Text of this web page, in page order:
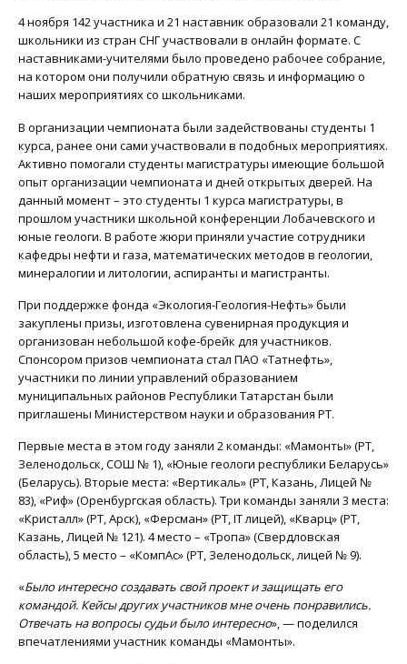
4 ноября 142 участника и 21 наставник образовали 21 команду,
школьники из стран СНГ участвовали в онлайн формате. С
наставниками-учителями было проведено рабочее собрание,
на котором они получили обратную связь и информацию о
наших мероприятиях со школьниками.
В организации чемпионата были задействованы студенты 1
курса, ранее они сами участвовали в подобных мероприятиях.
Активно помогали студенты магистратуры имеющие большой
опыт организации чемпионата и дней открытых дверей. На
данный момент – это студенты 1 курса магистратуры, в
прошлом участники школьной конференции Лобачевского и
юные геологи. В работе жюри приняли участие сотрудники
кафедры нефти и газа, математических методов в геологии,
минералогии и литологии, аспиранты и магистранты.
При поддержке фонда «Экология-Геология-Нефть» были
закуплены призы, изготовлена сувенирная продукция и
организован небольшой кофе-брейк для участников.
Спонсором призов чемпионата стал ПАО «Татнефть»,
участники по линии управлений образованием
муниципальных районов Республики Татарстан были
приглашены Министерством науки и образования РТ.
Первые места в этом году заняли 2 команды: «Мамонты» (РТ,
Зеленодольск, СОШ № 1), «Юные геологи республики Беларусь»
(Беларусь). Вторые места: «Вертикаль» (РТ, Казань, Лицей №
83), «Риф» (Оренбургская область). Три команды заняли 3 места:
«Кристалл» (РТ, Арск), «Ферсман» (РТ, IT лицей), «Кварц» (РТ,
Казань, Лицей № 121). 4 место – «Тропа» (Свердловская
область), 5 место – «КомпАс» (РТ, Зеленодольск, лицей № 9).
«Было интересно создавать свой проект и защищать его
командой. Кейсы других участников мне очень понравились.
Отвечать на вопросы судьи было интересно», — поделился
впечатлениями участник команды «Мамонты».